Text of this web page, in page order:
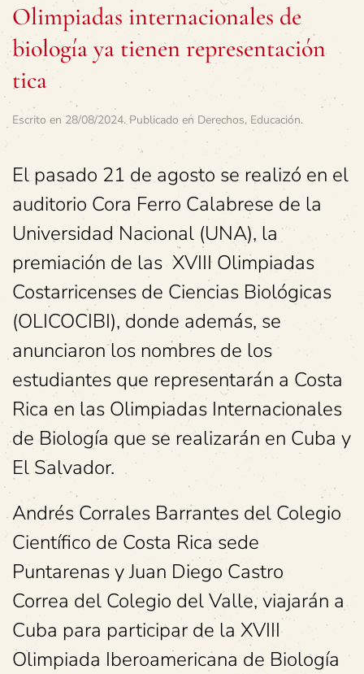
Olimpiadas internacionales de
biología ya tienen representación
tica
Escrito en 28/08/2024. Publicado en Derechos, Educación.
El pasado 21 de agosto se realizó en el
auditorio Cora Ferro Calabrese de la
Universidad Nacional (UNA), la
premiación de las XVIII Olimpiadas
Costarricenses de Ciencias Biológicas
(OLICOCIBI), donde además, se
anunciaron los nombres de los
estudiantes que representarán a Costa
Rica en las Olimpiadas Internacionales
de Biología que se realizarán en Cuba y
El Salvador.
Andrés Corrales Barrantes del Colegio
Científico de Costa Rica sede
Puntarenas y Juan Diego Castro
Correa del Colegio del Valle, viajarán a
Cuba para participar de la XVIII
Olimpiada Iberoamericana de Biología